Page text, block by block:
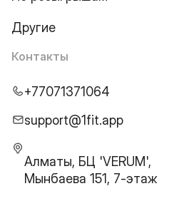
Другие
Контакты
+77071371064
support@1fit.app
Алматы, БЦ 'VERUM',
Мынбаева 151, 7-этаж